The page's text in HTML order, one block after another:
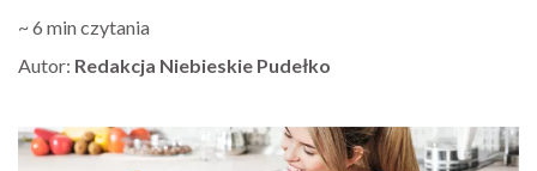
~ 6 min czytania
Autor: Redakcja Niebieskie Pudełko